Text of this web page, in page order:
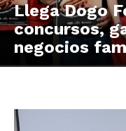
Llega Dogo
concursos,
negocios